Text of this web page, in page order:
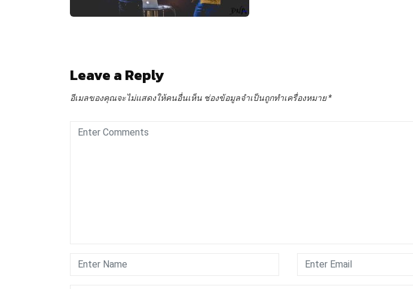
Leave a Reply
อีเมลของคุณจะไม่แสดงให้คนอื่นเห็น ช่องข้อมูลจำเป็นถูกทำเครื่องหมาย*